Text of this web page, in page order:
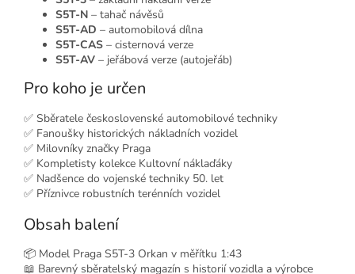
S5T-N – tahač návěsů
S5T-AD – automobilová dílna
S5T-CAS – cisternová verze
S5T-AV – jeřábová verze (autojeřáb)
Pro koho je určen
✅ Sběratele československé automobilové techniky
✅ Fanoušky historických nákladních vozidel
✅ Milovníky značky Praga
✅ Kompletisty kolekce Kultovní náklaďáky
✅ Nadšence do vojenské techniky 50. let
✅ Příznivce robustních terénních vozidel
Obsah balení
📦 Model Praga S5T-3 Orkan v měřítku 1:43
📖 Barevný sběratelský magazín s historií vozidla a výrobce